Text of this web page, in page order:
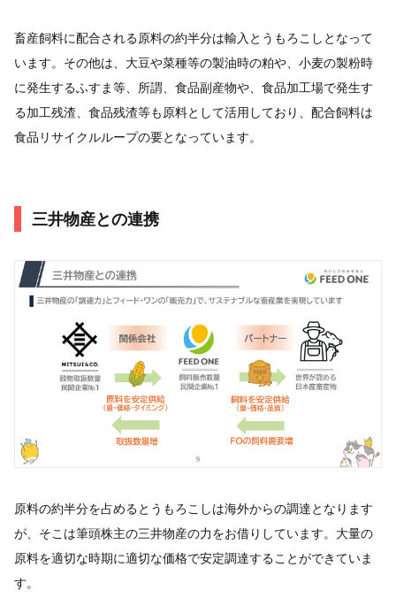
畜産飼料に配合される原料の約半分は輸入とうもろこしとなって
います。その他は、大豆や菜種等の製油時の粕や、小麦の製粉時
に発生するふすま等、所謂、食品副産物や、食品加工場で発生す
る加工残渣、食品残渣等も原料として活用しており、配合飼料は
食品リサイクルループの要となっています。
三井物産との連携
原料の約半分を占めるとうもろこしは海外からの調達となります
が、そこは筆頭株主の三井物産の力をお借りしています。大量の
原料を適切な時期に適切な価格で安定調達することができていま
す。